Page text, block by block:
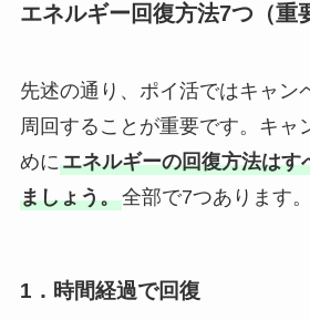
エネルギー回復方法7つ（重
先述の通り、ポイ活ではキャン
周回することが重要です。キャ
めにエネルギーの回復方法はす
ましょう。全部で7つあります。
1．時間経過で回復